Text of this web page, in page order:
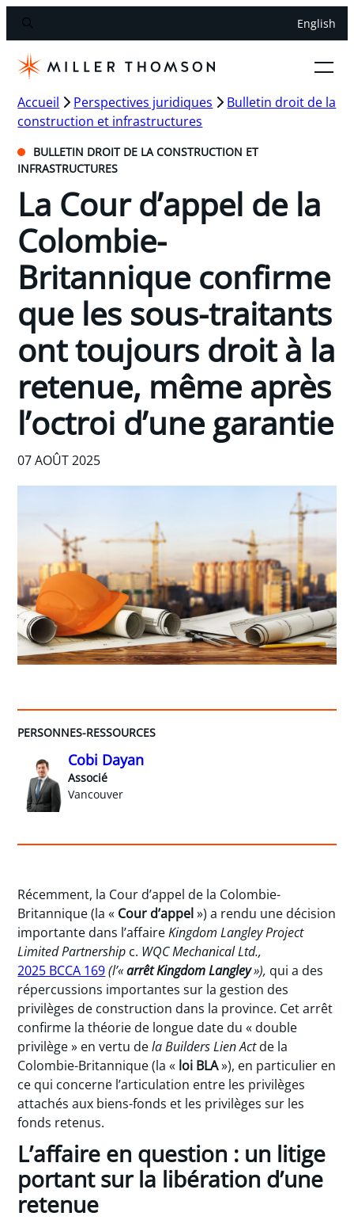
English
Accueil Perspectives juridiques
Bulletin droit de la
construction et infrastructures
BULLETIN DROIT DE LA CONSTRUCTION ET
INFRASTRUCTURES
La Cour d’appel de la
Colombie-
Britannique confirme
que les sous-traitants
ont toujours droit à la
retenue, même après
l’octroi d’une garantie
07 AOÛT 2025
PERSONNES-RESSOURCES
Cobi Dayan
Associé
Vancouver
Récemment, la Cour d’appel de la Colombie-
Britannique (la « Cour d’appel») a rendu une décision
importante dans l’affaireKingdom Langley Project
Limited Partnership c. WQC Mechanical Ltd.,
2025 BCCA 169 (l’«arrêt Kingdom Langley»), qui a des
répercussions importantes sur la gestion des
privilèges de construction dans la province. Cet arrêt
confirme la théorie de longue date du « double
privilège » en vertu dela Builders Lien Actde la
Colombie-Britannique (la « loi BLA»), en particulier en
ce qui concerne l’articulation entre les privilèges
attachés aux biens-fonds et les privilèges sur les
fonds retenus.
L’affaire en question : un litige
portant sur la libération d’une
retenue